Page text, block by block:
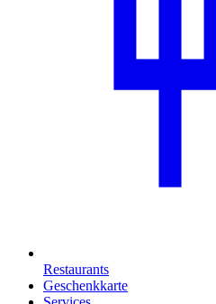
Restaurants
Geschenkkarte